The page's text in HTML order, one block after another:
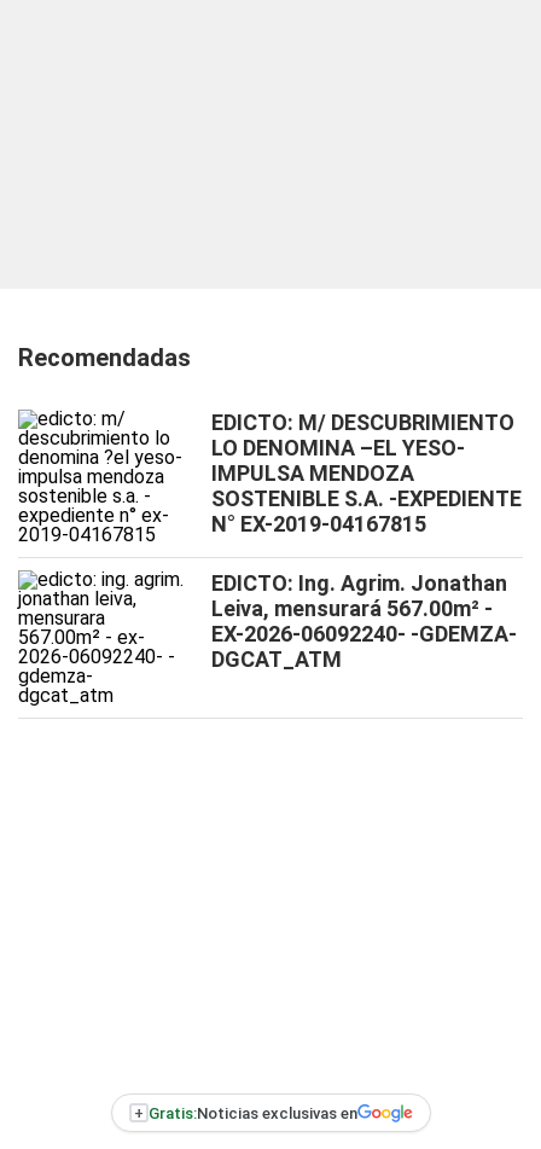
Recomendadas
EDICTO: M/ DESCUBRIMIENTO
LO DENOMINA –EL YESO-
IMPULSA MENDOZA
SOSTENIBLE S.A. -EXPEDIENTE
N° EX-2019-04167815
EDICTO: Ing. Agrim. Jonathan
Leiva, mensurará 567.00m² -
EX-2026-06092240- -GDEMZA-
DGCAT_ATM
+ Gratis:Noticias exclusivas en